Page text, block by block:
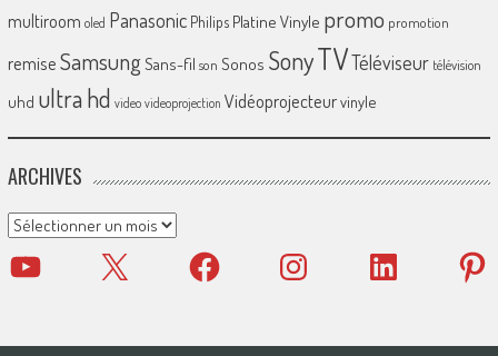
multiroom oled Panasonic Philips Platine Vinyle promo promotion
remiseSamsungSans-fil son Sonos SonyTVTéléviseur télévision
uhd ultra hd video videoprojection Vidéoprojecteurvinyle
ARCHIVES
Archives
YouTube X Facebook Instagram LinkedIn